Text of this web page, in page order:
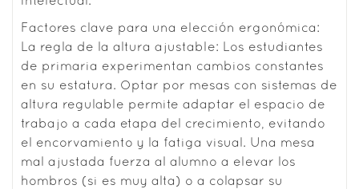
Factores clave para una elección ergonómica:
La regla de la altura ajustable: Los estudiantes
de primaria experimentan cambios constantes
en su estatura. Optar por mesas con sistemas de
altura regulable permite adaptar el espacio de
trabajo a cada etapa del crecimiento, evitando
el encorvamiento y la fatiga visual. Una mesa
mal ajustada fuerza al alumno a elevar los
hombros (si es muy alta) o a colapsar su